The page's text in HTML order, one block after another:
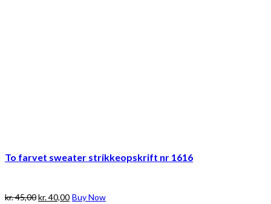
To farvet sweater strikkeopskrift nr 1616
kr.45,00Den
kr.40,00Den
Buy Now